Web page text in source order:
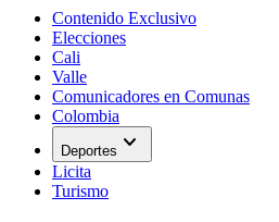
Contenido Exclusivo
Elecciones
Cali
Valle
Comunicadores en Comunas
Colombia
Deportes expand_more
Licita
Turismo